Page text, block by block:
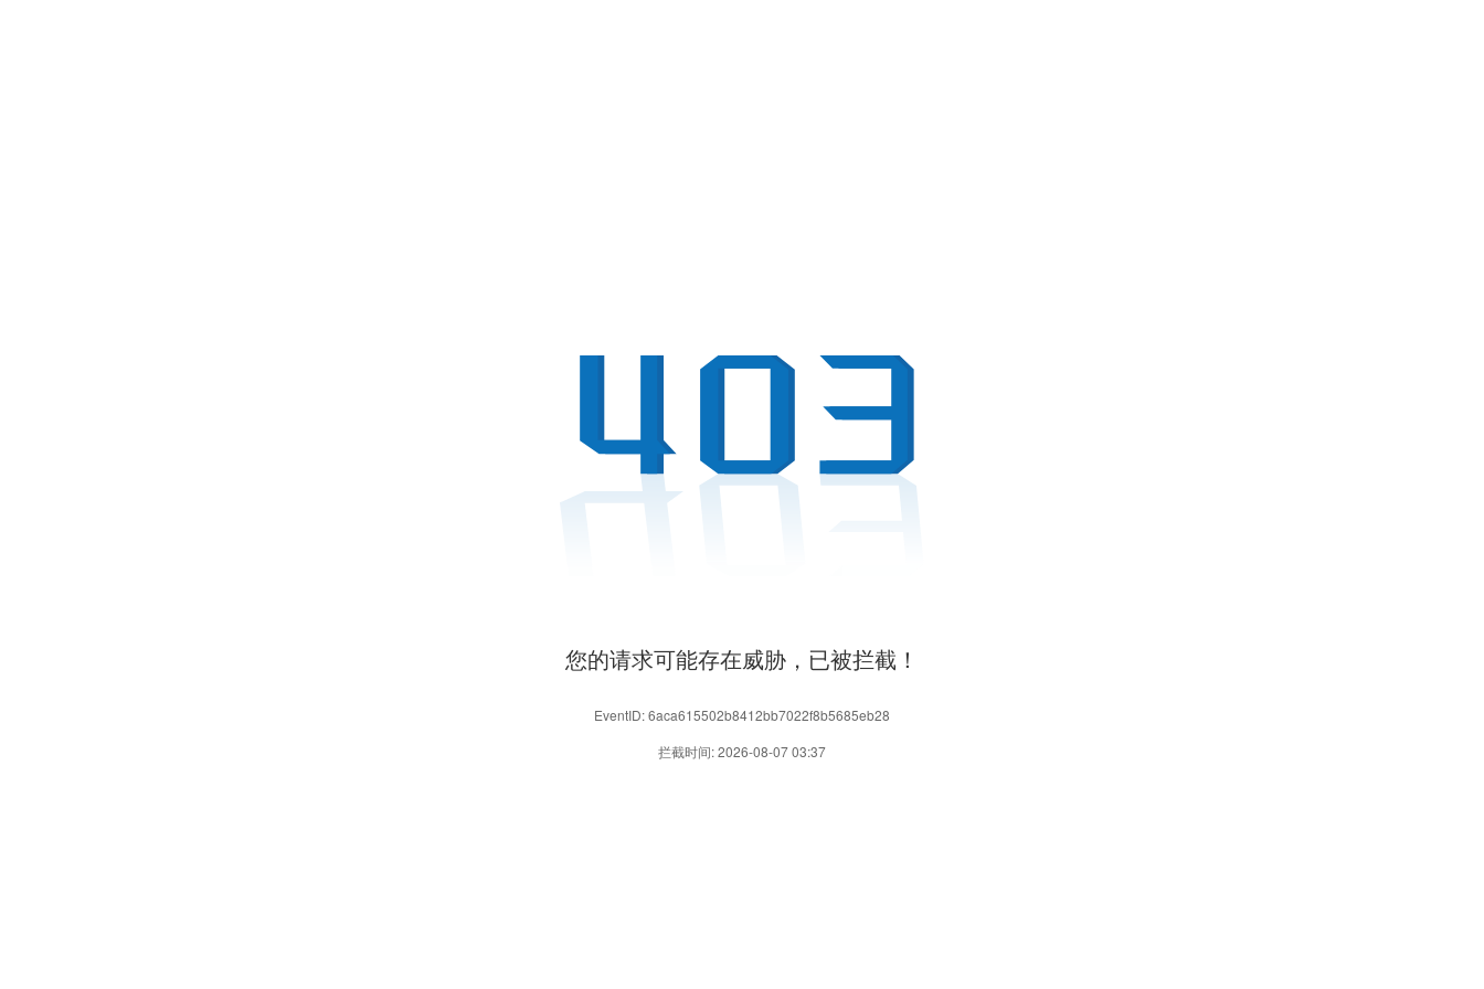
您的请求可能存在威胁，已被拦截！
EventID: 6aca615502b8412bb7022f8b5685eb28
拦截时间: 2026-08-07 03:37